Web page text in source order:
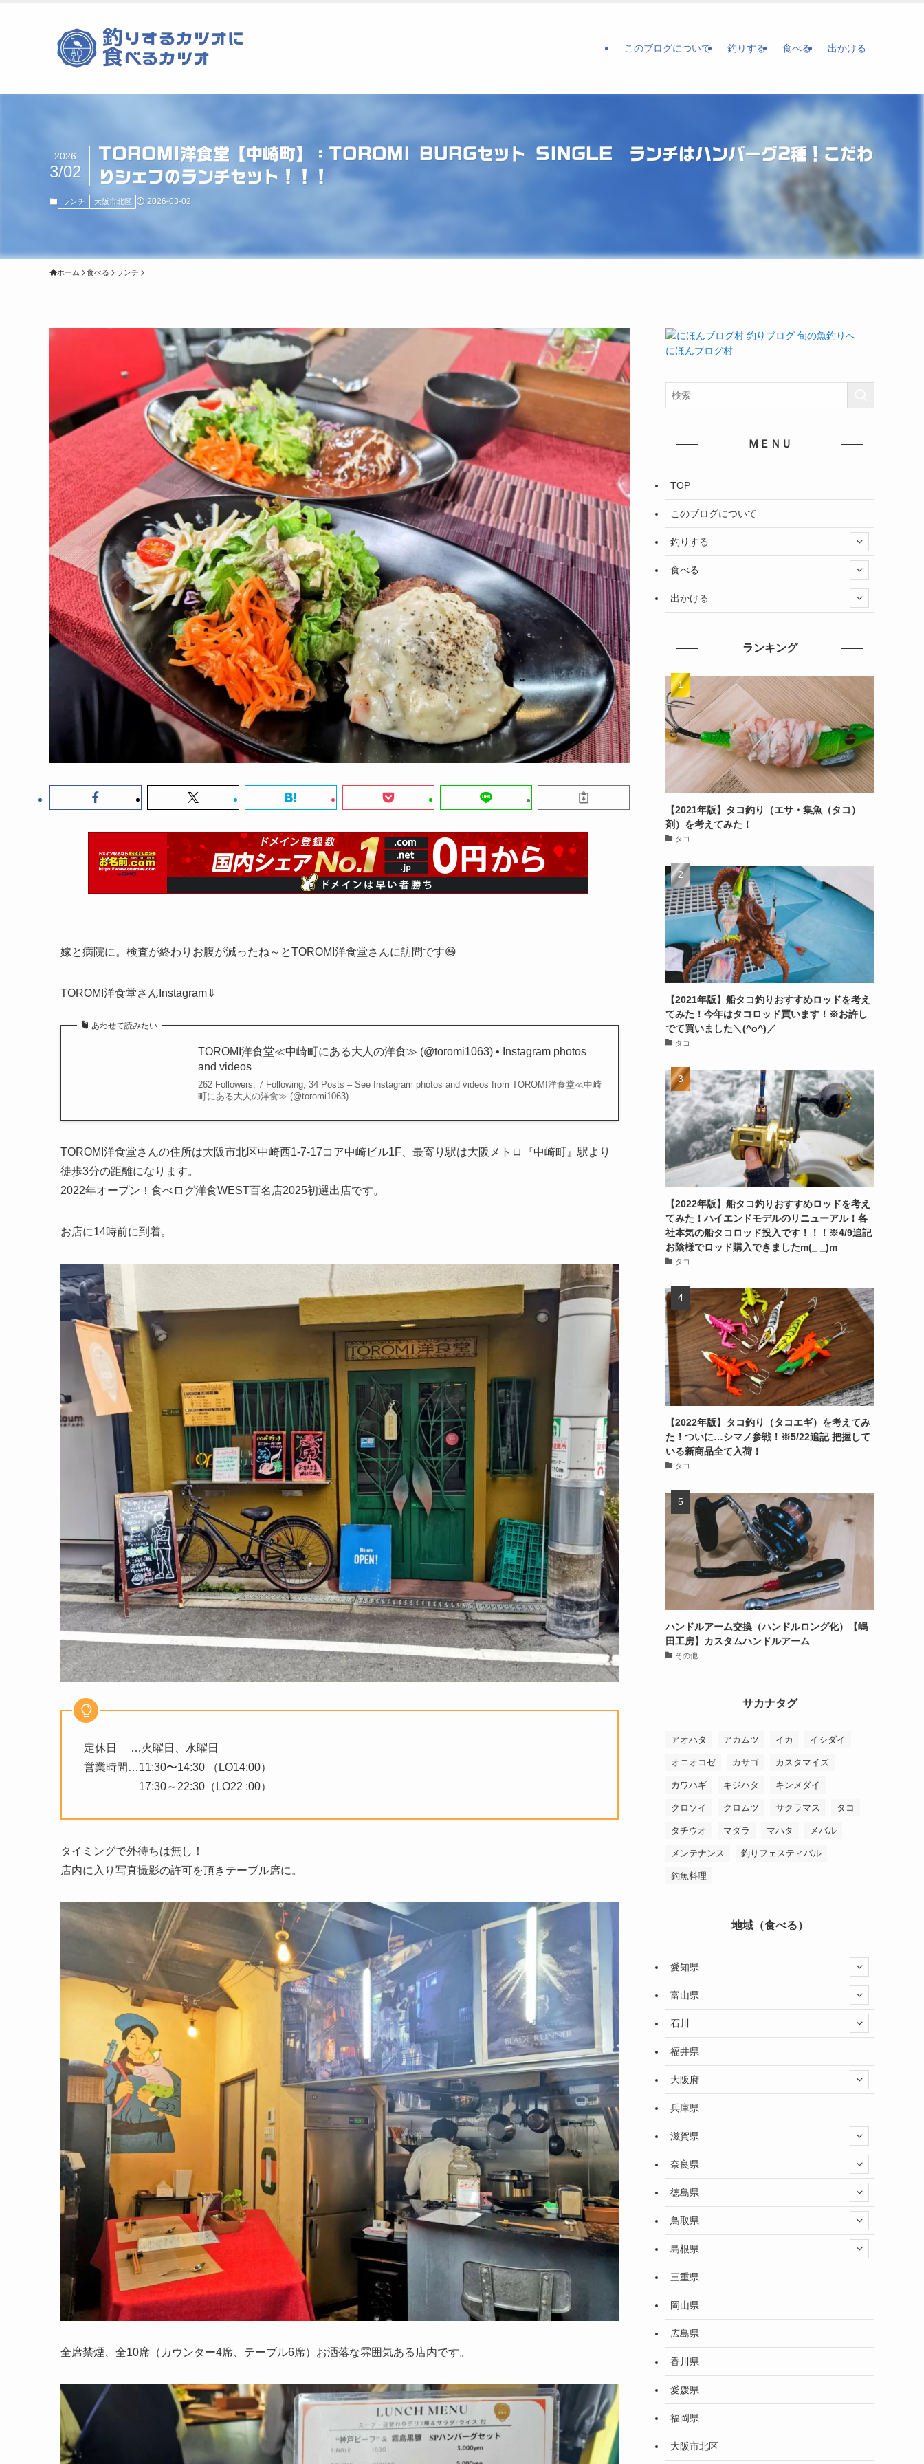
このブログについて 釣りする 食べる 出かける
TOROMI洋食堂【中崎町】：TOROMI BURGセット SINGLE ランチはハンバーグ2種！こだわ
りシェフのランチセット！！！
2026
3/02
ランチ 大阪市北区 2026-03-02
ホーム 食べる ランチ
嫁と病院に。検査が終わりお腹が減ったね～とTOROMI洋食堂さんに訪問です😃
TOROMI洋食堂さんInstagram⇓
あわせて読みたい
TOROMI洋食堂≪中崎町にある大人の洋食≫ (@toromi1063) • Instagram photos
and videos
262 Followers, 7 Following, 34 Posts – See Instagram photos and videos from TOROMI洋食堂≪中崎
町にある大人の洋食≫ (@toromi1063)
TOROMI洋食堂さんの住所は大阪市北区中崎西1-7-17コア中崎ビル1F、最寄り駅は大阪メトロ『中崎町』駅より
徒歩3分の距離になります。
2022年オープン！食べログ洋食WEST百名店2025初選出店です。
お店に14時前に到着。
定休日 …火曜日、水曜日
営業時間…11:30〜14:30 （LO14:00）
17:30～22:30（LO22 :00）
タイミングで外待ちは無し！
店内に入り写真撮影の許可を頂きテーブル席に。
全席禁煙、全10席（カウンター4席、テーブル6席）お洒落な雰囲気ある店内です。
にほんブログ村
ＭＥＮＵ
TOP
このブログについて
釣りする
食べる
出かける
ランキング
【2021年版】タコ釣り（エサ・集魚（タコ）
剤）を考えてみた！
タコ
【2021年版】船タコ釣りおすすめロッドを考え
てみた！今年はタコロッド買います！※お許し
でて買いました＼(^o^)／
タコ
【2022年版】船タコ釣りおすすめロッドを考え
てみた！ハイエンドモデルのリニューアル！各
社本気の船タコロッド投入です！！！※4/9追記
お陰様でロッド購入できましたm(_ _)m
タコ
【2022年版】タコ釣り（タコエギ）を考えてみ
た！ついに…シマノ参戦！※5/22追記 把握して
いる新商品全て入荷！
タコ
ハンドルアーム交換（ハンドルロング化）【嶋
田工房】カスタムハンドルアーム
その他
サカナタグ
アオハタ アカムツ イカ イシダイ
オニオコゼ カサゴ カスタマイズ
カワハギ キジハタ キンメダイ
クロソイ クロムツ サクラマス タコ
タチウオ マダラ マハタ メバル
メンテナンス 釣りフェスティバル
釣魚料理
地域（食べる）
愛知県
富山県
石川
福井県
大阪府
兵庫県
滋賀県
奈良県
徳島県
鳥取県
島根県
三重県
岡山県
広島県
香川県
愛媛県
福岡県
大阪市北区